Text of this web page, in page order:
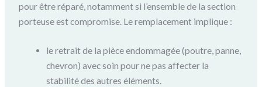
pour être réparé, notamment si l’ensemble de la section
porteuse est compromise. Le remplacement implique :
le retrait de la pièce endommagée (poutre, panne,
chevron) avec soin pour ne pas affecter la
stabilité des autres éléments.